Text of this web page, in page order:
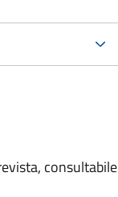
consultabile